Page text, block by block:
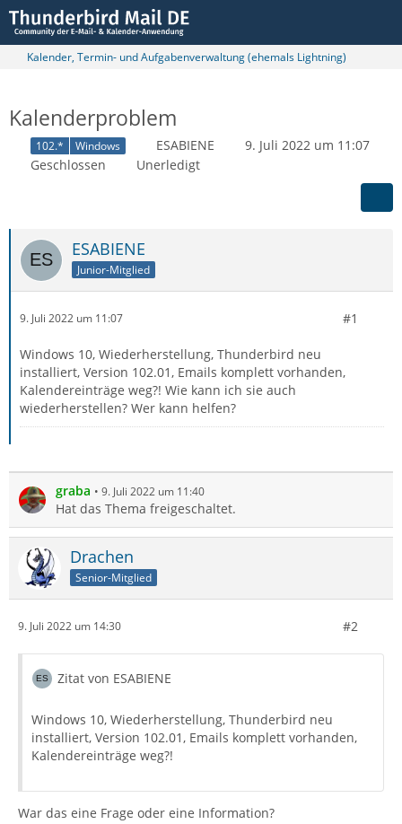
Kalender, Termin- und Aufgabenverwaltung (ehemals Lightning)
Kalenderproblem
102.* Windows ESABIENE
9. Juli 2022 um 11:07
Geschlossen
Unerledigt
ESABIENE
Junior-Mitglied
9. Juli 2022 um 11:07 #1
Windows 10, Wiederherstellung, Thunderbird neu
installiert, Version 102.01, Emails komplett vorhanden,
Kalendereinträge weg?! Wie kann ich sie auch
wiederherstellen? Wer kann helfen?
graba 9. Juli 2022 um 11:40
Hat das Thema freigeschaltet.
Drachen
Senior-Mitglied
9. Juli 2022 um 14:30 #2
Zitat von ESABIENE
Windows 10, Wiederherstellung, Thunderbird neu
installiert, Version 102.01, Emails komplett vorhanden,
Kalendereinträge weg?!
War das eine Frage oder eine Information?